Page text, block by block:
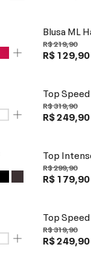
Blusa ML
R$ 219,90
R$ 129,90
Top Speed
R$ 319,90
R$ 249,90
Top
R$ 299,90
R$ 179,90
Top Speed
R$ 319,90
R$ 249,90